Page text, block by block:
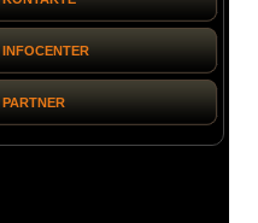
INFOCENTER
PARTNER